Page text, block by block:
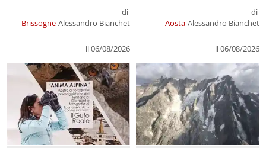
Brissogne
di
Alessandro Bianchet
il 06/08/2026
Aosta
di
Alessandro Bianchet
il 06/08/2026